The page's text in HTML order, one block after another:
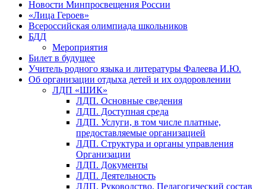
Новости Минпросвещения России
«Лица Героев»
Всероссийская олимпиада школьников
БДД
Мероприятия
Билет в будущее
Учитель родного языка и литературы Фалеева И.Ю.
Об организации отдыха детей и их оздоровлении
ЛДП «ШИК»
ЛДП. Основные сведения
ЛДП. Доступная среда
ЛДП. Услуги, в том числе платные,
предоставляемые организацией
ЛДП. Структура и органы управления
Организации
ЛДП. Документы
ЛДП. Деятельность
ЛДП. Руководство. Педагогический состав